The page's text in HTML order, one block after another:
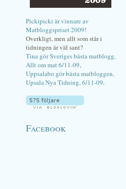
Pickipicki är vinnare av
Matbloggspriset 2009!
Overkligt, men allt som står i
tidningen är väl sant?
Tina gör Sveriges bästa matblogg,
Allt om mat 6/11-09,
Uppsalabo gör bästa matbloggen,
Upsala Nya Tidning, 6/11-09.
Facebook